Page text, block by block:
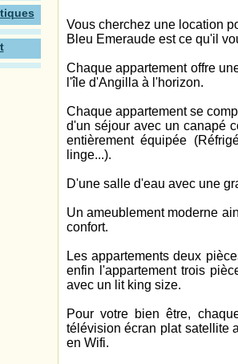
Vous cherchez une location
Bleu Emeraude est ce qu'il
Chaque appartement offre
l'île d'Angilla à l'horizon.
Chaque appartement se
d'un séjour avec un canapé
entièrement équipée
linge...).
D'une salle d'eau avec une
Un ameublement moderne
confort.
Les appartements deux
enfin l'appartement trois
avec un lit king size.
Pour votre bien être,
télévision écran plat satellite
en Wifi.